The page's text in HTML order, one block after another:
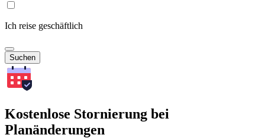
Ich reise geschäftlich
Suchen
Kostenlose Stornierung bei
Planänderungen